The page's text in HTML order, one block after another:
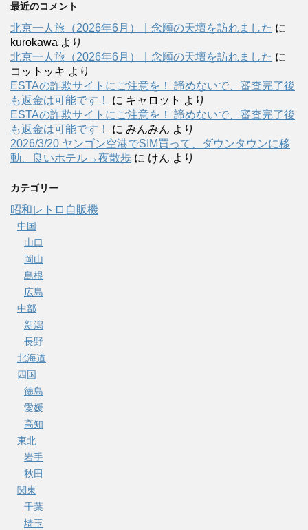
最近のコメント
北京一人旅（2026年6月）｜念願の天壇を訪れました に
kurokawa より
北京一人旅（2026年6月）｜念願の天壇を訪れました に
コットッキ より
ESTAの詐欺サイトにご注意を！ 諦めないで、審査完了後
も返金は可能です！
に キャロット より
ESTAの詐欺サイトにご注意を！ 諦めないで、審査完了後
も返金は可能です！
に みんみん より
2026/3/20 ヤンゴン空港でSIM買って、ダウンタウンに移
動、良いホテル→夜散歩 に けん より
カテゴリー
昭和レトロ自販機
中国
山口
岡山
島根
広島
中部
新潟
長野
北海道
四国
徳島
愛媛
高知
東北
岩手
秋田
関東
千葉
埼玉